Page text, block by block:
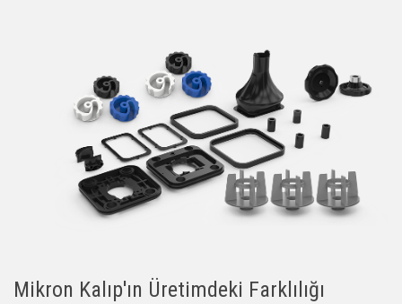
Mikron Kalıp'ın Üretimdeki Farklılığı